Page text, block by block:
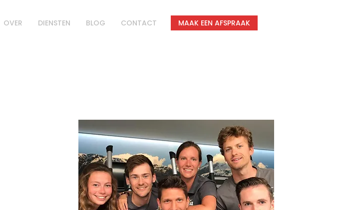
OVER DIENSTEN BLOG CONTACT MAAK EEN AFSPRAAK